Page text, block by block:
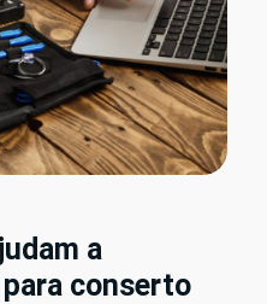
a
conserto